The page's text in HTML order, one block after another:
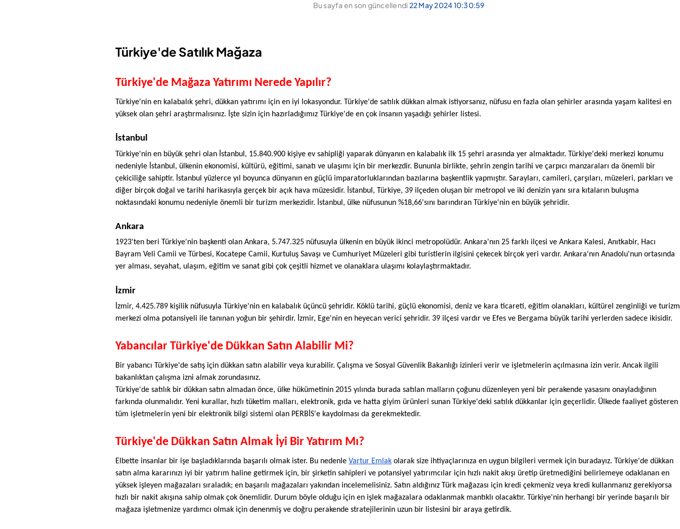
Bu sayfa en son güncellendi 22 May 2024 10:30:59
Türkiye'de Satılık Mağaza
Türkiye'de Mağaza Yatırımı Nerede Yapılır?
Türkiye'nin en kalabalık şehri, dükkan yatırımı için en iyi lokasyondur. Türkiye'de satılık dükkan almak istiyorsanız, nüfusu en fazla olan şehirler arasında yaşam kalitesi en
yüksek olan şehri araştırmalısınız. İşte sizin için hazırladığımız Türkiye'de en çok insanın yaşadığı şehirler listesi.
İstanbul
Türkiye'nin en büyük şehri olan İstanbul, 15.840.900 kişiye ev sahipliği yaparak dünyanın en kalabalık ilk 15 şehri arasında yer almaktadır. Türkiye'deki merkezi konumu
nedeniyle İstanbul, ülkenin ekonomisi, kültürü, eğitimi, sanatı ve ulaşımı için bir merkezdir. Bununla birlikte, şehrin zengin tarihi ve çarpıcı manzaraları da önemli bir
çekiciliğe sahiptir. İstanbul yüzlerce yıl boyunca dünyanın en güçlü imparatorluklarından bazılarına başkentlik yapmıştır. Sarayları, camileri, çarşıları, müzeleri, parkları ve
diğer birçok doğal ve tarihi harikasıyla gerçek bir açık hava müzesidir. İstanbul, Türkiye, 39 ilçeden oluşan bir metropol ve iki denizin yanı sıra kıtaların buluşma
noktasındaki konumu nedeniyle önemli bir turizm merkezidir. İstanbul, ülke nüfusunun %18,66'sını barındıran Türkiye'nin en büyük şehridir.
Ankara
1923'ten beri Türkiye'nin başkenti olan Ankara, 5.747.325 nüfusuyla ülkenin en büyük ikinci metropolüdür. Ankara'nın 25 farklı ilçesi ve Ankara Kalesi, Anıtkabir, Hacı
Bayram Veli Camii ve Türbesi, Kocatepe Camii, Kurtuluş Savaşı ve Cumhuriyet Müzeleri gibi turistlerin ilgisini çekecek birçok yeri vardır. Ankara'nın Anadolu'nun ortasında
yer alması, seyahat, ulaşım, eğitim ve sanat gibi çok çeşitli hizmet ve olanaklara ulaşımı kolaylaştırmaktadır.
İzmir
İzmir, 4.425.789 kişilik nüfusuyla Türkiye'nin en kalabalık üçüncü şehridir. Köklü tarihi, güçlü ekonomisi, deniz ve kara ticareti, eğitim olanakları, kültürel zenginliği ve turizm
merkezi olma potansiyeli ile tanınan yoğun bir şehirdir. İzmir, Ege'nin en heyecan verici şehridir. 39 ilçesi vardır ve Efes ve Bergama büyük tarihi yerlerden sadece ikisidir.
Yabancılar Türkiye'de Dükkan Satın Alabilir Mi?
Bir yabancı Türkiye'de satış için dükkan satın alabilir veya kurabilir. Çalışma ve Sosyal Güvenlik Bakanlığı izinleri verir ve işletmelerin açılmasına izin verir. Ancak ilgili
bakanlıktan çalışma izni almak zorundasınız.
Türkiye'de satılık bir dükkan satın almadan önce, ülke hükümetinin 2015 yılında burada satılan malların çoğunu düzenleyen yeni bir perakende yasasını onayladığının
farkında olunmalıdır. Yeni kurallar, hızlı tüketim malları, elektronik, gıda ve hatta giyim ürünleri sunan Türkiye'deki satılık dükkanlar için geçerlidir. Ülkede faaliyet gösteren
tüm işletmelerin yeni bir elektronik bilgi sistemi olan PERBİS'e kaydolması da gerekmektedir.
Türkiye'de Dükkan Satın Almak İyi Bir Yatırım Mı?
Elbette insanlar bir işe başladıklarında başarılı olmak ister. Bu nedenle Vartur Emlak olarak size ihtiyaçlarınıza en uygun bilgileri vermek için buradayız. Türkiye'de dükkan
satın alma kararınızı iyi bir yatırım haline getirmek için, bir şirketin sahipleri ve potansiyel yatırımcılar için hızlı nakit akışı üretip üretmediğini belirlemeye odaklanan en
yüksek işleyen mağazaları sıraladık; en başarılı mağazaları yakından incelemelisiniz. Satın aldığınız Türk mağazası için kredi çekmeniz veya kredi kullanmanız gerekiyorsa
hızlı bir nakit akışına sahip olmak çok önemlidir. Durum böyle olduğu için en işlek mağazalara odaklanmak mantıklı olacaktır. Türkiye'nin herhangi bir yerinde başarılı bir
mağaza işletmenize yardımcı olmak için denenmiş ve doğru perakende stratejilerinin uzun bir listesini bir araya getirdik.